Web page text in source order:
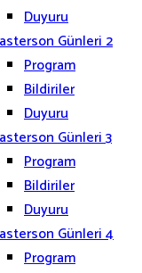
Duyuru
Günleri 2
Program
Bildiriler
Duyuru
Günleri 3
Program
Bildiriler
Duyuru
Günleri 4
Program